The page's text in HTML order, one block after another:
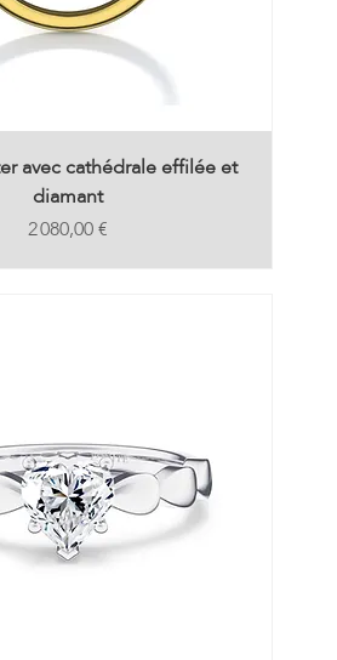
avec cathédrale effilée et
diamant
Prix
2 080,00 €